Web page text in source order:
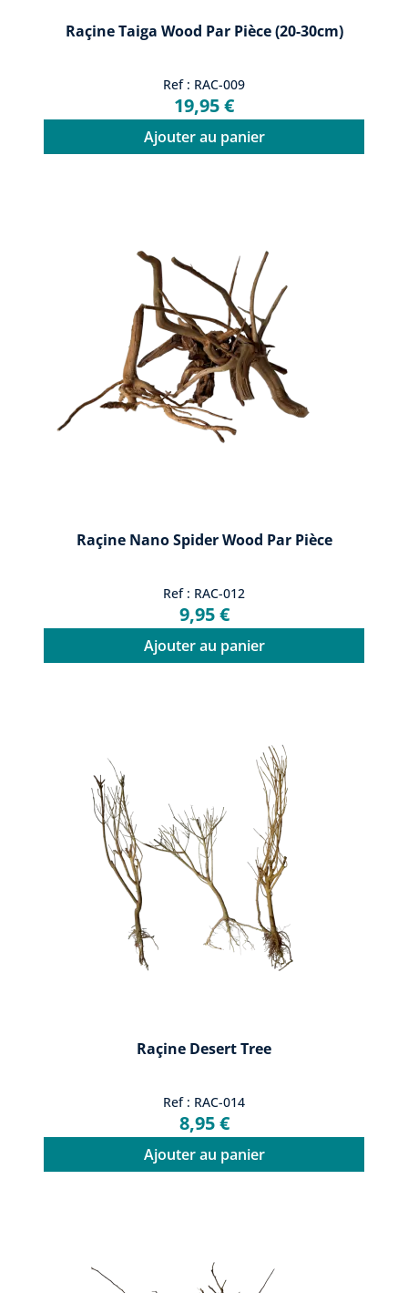
Raçine Taiga Wood Par Pièce (20-30cm)
Ref : RAC-009
19,95 €
Ajouter au panier
Raçine Nano Spider Wood Par Pièce
Ref : RAC-012
9,95 €
Ajouter au panier
Raçine Desert Tree
Ref : RAC-014
8,95 €
Ajouter au panier